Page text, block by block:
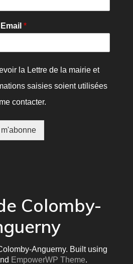
Email *
la Lettre de la mairie et
saisies soient utilisées
contacter.
Colomby-
Anguerny. Built using
EmpowerWP Theme.